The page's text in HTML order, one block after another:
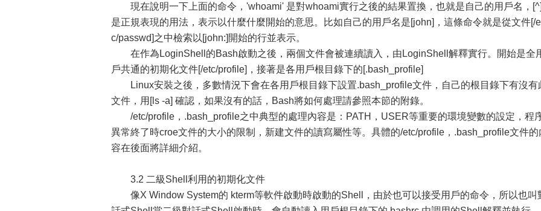
現在說明一下上面的命令，'whoami' 是對whoami實行之後的結果置換，也就是自己的用戶名，[^]
是正規表現的用法，表示以什麼什麼開始的意思。比如自己的用戶名是[john]，這條命令就是從文件[/
c/passwd]之中檢索以[john:]開始的行並表示。
在作為LoginShell的Bash啟動之後，兩個文件會被連續讀入，由LoginShell解釋實行。開始是全
戶共通的初期化文件[/etc/profile]，接著是各用戶根目錄下的[.bash_profile]
Linux安裝之後，多數情況下會在各用戶根目錄下設置.bash_profile文件，自己的根目錄下有沒有
文件，用[ls -a] 確認，如果沒有的話，Bash將如何處理請參照本節的附錄。
/etc/profile，.bash_profile之中典型的處理內容是：PATH，USER等重要的環境變數的設定，程
異常終了時croe文件的大小的限制，新建文件的讀寫屬性等。具體的/etc/profile，.bash_profile文件的
容在後面將詳細介紹。
3.2 二級Shell利用的初期化文件
像X Window System的 kterm等軟件啟動時啟動的Shell，由於也可以接受用戶的命令，所以也叫